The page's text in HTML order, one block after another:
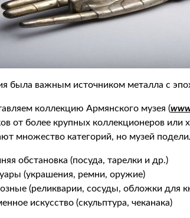
была важным источником металла с
коллекцию Армянского музея (
от более крупных коллекционеров
множество категорий, но музей
обстановка (посуда, тарелки и др.)
(украшения, ремни, оружие)
(реликварии, сосуды, обложки для
искусство (скульптура, чеканака)